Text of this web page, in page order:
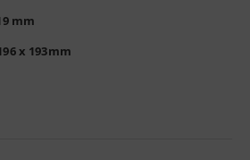
mm
x 193mm